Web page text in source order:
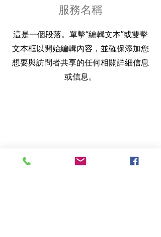
服務名稱
這是一個段落。單擊“編輯文本”或雙擊
文本框以開始編輯內容，並確保添加您
想要與訪問者共享的任何相關詳細信息
或信息。